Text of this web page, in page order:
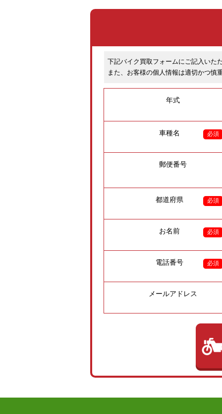
下記バイク買取フォームにご記入いた
また、お客様の個人情報は適切かつ慎
年式
車種名 必須
郵便番号
都道府県 必須
お名前 必須
電話番号 必須
メールアドレス